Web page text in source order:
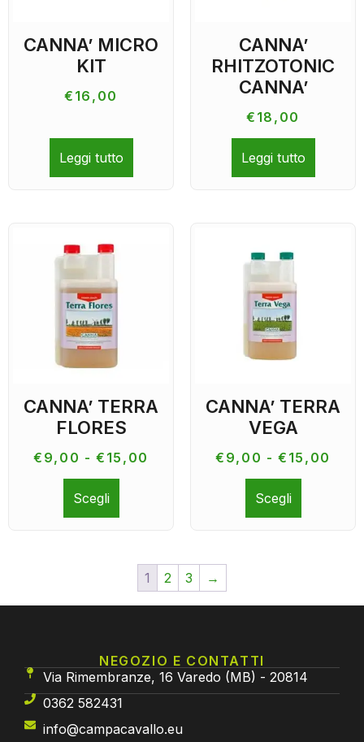
CANNA’ MICRO
KIT
€ 16,00
Leggi tutto
CANNA’
RHITZOTONIC
CANNA’
€ 18,00
Leggi tutto
CANNA’ TERRA
FLORES
€ 9,00 - € 15,00
Scegli
CANNA’ TERRA
VEGA
€ 9,00 - € 15,00
Scegli
1 2 3 →
NEGOZIO E CONTATTI
Via Rimembranze, 16 Varedo (MB) - 20814
0362 582431
info@campacavallo.eu